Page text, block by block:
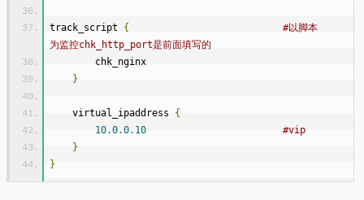
track_script {
#以脚本
为监控chk_http_port是前面填写的
        chk_nginx
}
    virtual_ipaddress
{
10.0.0.10
#vip
}
}